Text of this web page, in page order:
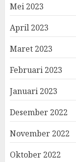
Mei 2023
April 2023
Maret 2023
Februari 2023
Januari 2023
Desember 2022
November 2022
Oktober 2022